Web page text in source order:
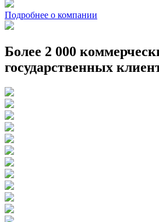
Подробнее о компании
Более 2 000
государственных